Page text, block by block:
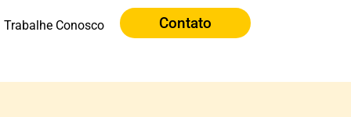
Trabalhe Conosco Contato